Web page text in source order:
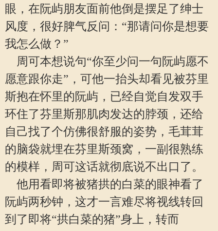
眼，在阮屿朋友面前他倒是摆足了绅士
风度，很好脾气反问：“那请问你是想要
我怎么做？”
周可本想说句“你至少问一句阮屿愿不
愿意跟你走”，可他一抬头却看见被芬里
斯抱在怀里的阮屿，已经自觉自发双手
环住了芬里斯那肌肉发达的脖颈，还给
自己找了个仿佛很舒服的姿势，毛茸茸
的脑袋就埋在芬里斯颈窝，一副很熟练
的模样，周可这话就彻底说不出口了。
他用看即将被猪拱的白菜的眼神看了
阮屿两秒钟，这才一言难尽将视线转回
到了即将“拱白菜的猪”身上，转而